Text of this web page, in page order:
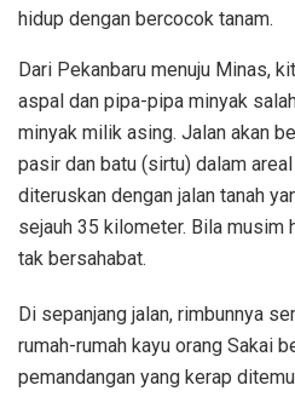
hidup dengan bercocok tanam.
Dari Pekanbaru menuju Minas,
aspal dan pipa-pipa minyak
minyak milik asing. Jalan akan
pasir dan batu (sirtu) dalam
diteruskan dengan jalan tanah
sejauh 35 kilometer. Bila musim
tak bersahabat.
Di sepanjang jalan, rimbunnya
rumah-rumah kayu orang Sakai
pemandangan yang kerap